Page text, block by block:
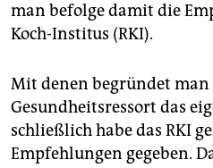
man befolge damit die
Koch-Institus (RKI).
Mit denen begründet man
Gesundheitsressort das
schließlich habe das RKI
Empfehlungen gegeben.